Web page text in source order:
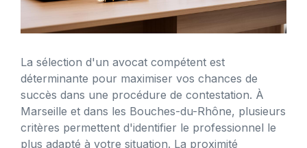
La sélection d'un avocat compétent est
déterminante pour maximiser vos chances de
succès dans une procédure de contestation. À
Marseille et dans les Bouches-du-Rhône, plusieurs
critères permettent d'identifier le professionnel le
plus adapté à votre situation. La proximité